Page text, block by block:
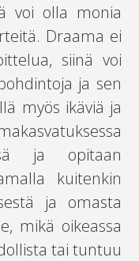
voi olla monia
Draama ei
siinä voi
ja sen
myös ikäviä ja
ja opitaan
kuitenkin
ja omasta
mikä oikeassa
tai tuntuu